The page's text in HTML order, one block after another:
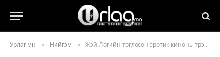
Урлаг.мн » Нийгэм » Жэй Логийн тоглосон эротик киноны трэйлэр